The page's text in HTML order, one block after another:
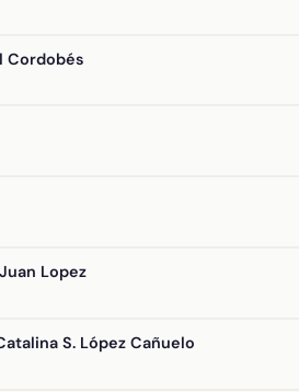
Cordobés
Lopez
S. López Cañuelo